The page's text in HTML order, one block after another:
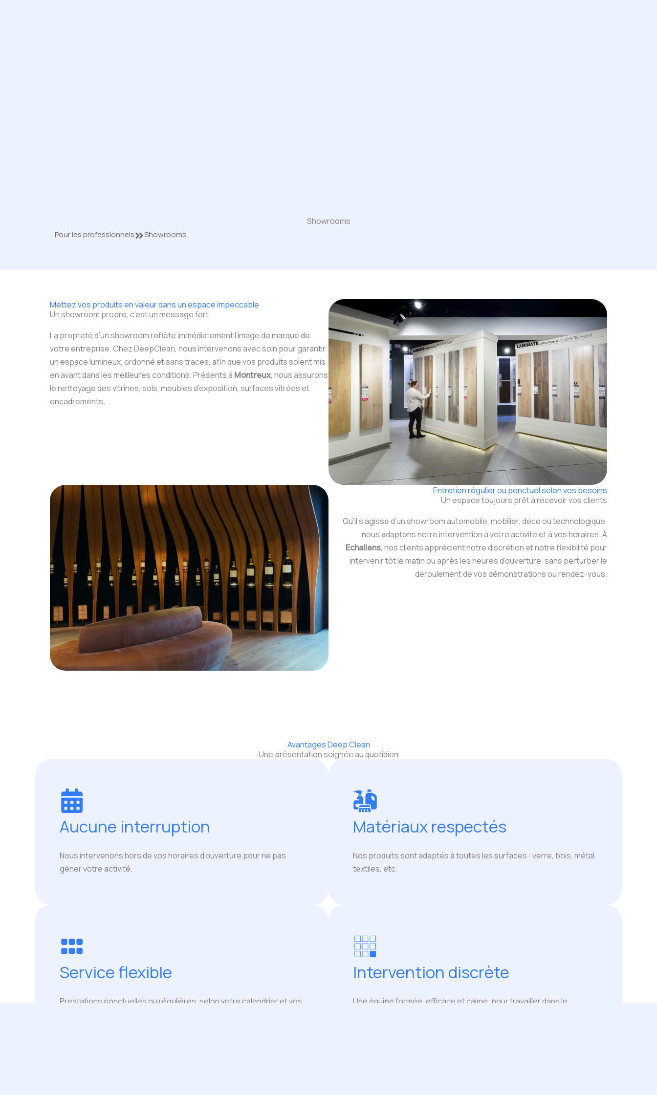
Showrooms
Pour les professionnels Showrooms
Mettez vos produits en valeur dans un espace impeccable
Un showroom propre, c’est un message fort
La propreté d’un showroom reflète immédiatement l’image de marque de
votre entreprise. Chez DeepClean, nous intervenons avec soin pour garantir
un espace lumineux, ordonné et sans traces, afin que vos produits soient mis
en avant dans les meilleures conditions. Présents à Montreux, nous assurons
le nettoyage des vitrines, sols, meubles d’exposition, surfaces vitrées et
encadrements.
Entretien régulier ou ponctuel selon vos besoins
Un espace toujours prêt à recevoir vos clients
Qu’il s’agisse d’un showroom automobile, mobilier, déco ou technologique,
nous adaptons notre intervention à votre activité et à vos horaires. À
Echallens, nos clients apprécient notre discrétion et notre flexibilité pour
intervenir tôt le matin ou après les heures d’ouverture, sans perturber le
déroulement de vos démonstrations ou rendez-vous.
Avantages Deep Clean
Une présentation soignée au quotidien
Aucune interruption
Nous intervenons hors de vos horaires d’ouverture pour ne pas
gêner votre activité.
Matériaux respectés
Nos produits sont adaptés à toutes les surfaces : verre, bois, métal,
textiles, etc.
Service flexible
Prestations ponctuelles ou régulières, selon votre calendrier et vos
Intervention discrète
Une équipe formée, efficace et calme, pour travailler dans le